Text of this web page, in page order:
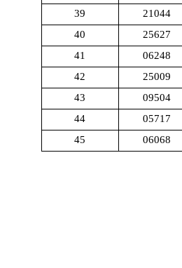
39 21044
40 25627
41 06248
42 25009
43 09504
44 05717
45 06068